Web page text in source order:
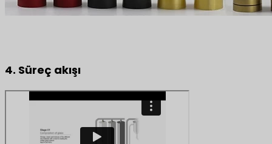
4. Süreç akışı